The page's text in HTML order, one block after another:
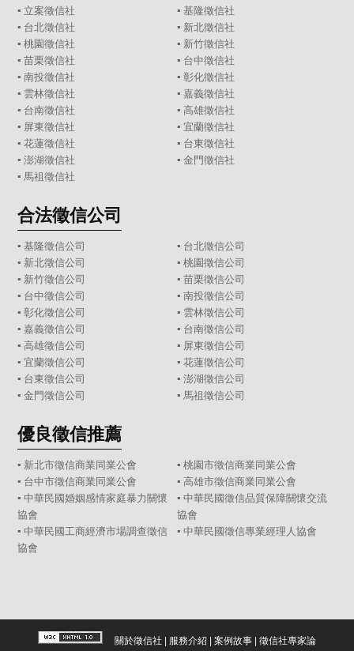
▪ 立案徵信社 ▪ 基隆徵信社
▪ 台北徵信社 ▪ 新北徵信社
▪桃園徵信社 ▪ 新竹徵信社
▪苗栗徵信社 ▪ 台中徵信社
▪南投徵信社 ▪ 彰化徵信社
▪ 雲林徵信社 ▪ 嘉義徵信社
▪ 台南徵信社 ▪ 高雄徵信社
▪ 屏東徵信社 ▪ 宜蘭徵信社
▪花蓮徵信社 ▪ 台東徵信社
▪澎湖徵信社 ▪ 金門徵信社
▪ 馬祖徵信社
合法徵信公司
▪基隆徵信公司 ▪ 台北徵信公司
▪ 新北徵信公司 ▪ 桃園徵信公司
▪ 新竹徵信公司 ▪ 苗栗徵信公司
▪ 台中徵信公司 ▪ 南投徵信公司
▪彰化徵信公司 ▪ 雲林徵信公司
▪嘉義徵信公司 ▪ 台南徵信公司
▪高雄徵信公司 ▪ 屏東徵信公司
▪宜蘭徵信公司 ▪ 花蓮徵信公司
▪ 台東徵信公司 ▪ 澎湖徵信公司
▪金門徵信公司 ▪ 馬祖徵信公司
優良徵信推薦
▪ 新北市徵信商業同業公會
▪ 桃園市徵信商業同業公會
▪ 台中市徵信商業同業公會
▪ 高雄市徵信商業同業公會
▪ 中華民國婚姻感情家庭暴力關懷
協會
▪ 中華民國徵信品質保障關懷交流
協會
▪ 中華民國工商經濟市場調查徵信
協會
▪ 中華民國徵信專業經理人協會
關於徵信社 | 服務介紹| 案例故事| 徵信社專家論